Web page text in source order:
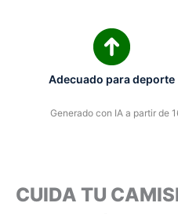
Adecuado para deporte
Generado con IA a partir de
CUIDA TU